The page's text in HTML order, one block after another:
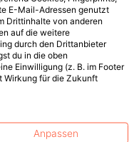
E-Mail-Adressen genutzt
Drittinhalte von anderen
auf die weitere
durch den Drittanbieter
du in die oben
Einwilligung (z. B. im Footer
Wirkung für die Zukunft
Anpassen